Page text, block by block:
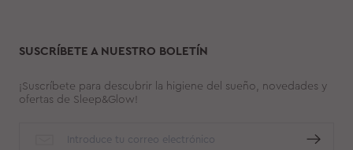
SUSCRÍBETE A NUESTRO BOLETÍN
¡Suscríbete para descubrir la higiene del sueño, novedades y
ofertas de Sleep&Glow!